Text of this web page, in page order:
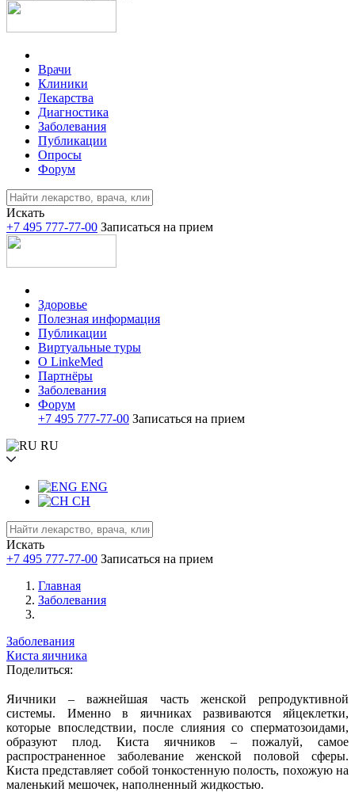
Врачи
Клиники
Лекарства
Диагностика
Заболевания
Публикации
Опросы
Форум
Искать
+7 495 777-77-00 Записаться на прием
Здоровье
Полезная информация
Публикации
Виртуальные туры
О LinkeMed
Партнёры
Заболевания
Форум
+7 495 777-77-00 Записаться на прием
RU
ENG
CH
Искать
+7 495 777-77-00 Записаться на прием
Главная
Заболевания
Заболевания
Киста яичника
Поделиться:
Яичники – важнейшая часть женской репродуктивной
системы. Именно в яичниках развиваются яйцеклетки,
которые впоследствии, после слияния со сперматозоидами,
образуют плод. Киста яичников – пожалуй, самое
распространенное заболевание женской половой сферы.
Киста представляет собой тонкостенную полость, похожую на
маленький мешочек, наполненный жидкостью.